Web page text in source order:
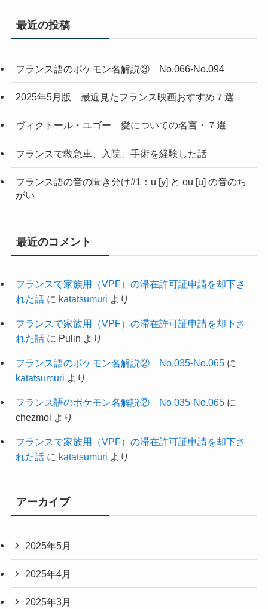
最近の投稿
フランス語のポケモン名解説③ No.066-No.094
2025年5月版 最近見たフランス映画おすすめ７選
ヴィクトール・ユゴー 愛についての名言・７選
フランスで救急車、入院、手術を経験した話
フランス語の音の聞き分け#1：u [y] と ou [u] の音のち
がい
最近のコメント
フランスで家族用（VPF）の滞在許可証申請を却下さ
れた話に katatsumuri より
フランスで家族用（VPF）の滞在許可証申請を却下さ
れた話に Pulin より
フランス語のポケモン名解説② No.035-No.065に
katatsumuri より
フランス語のポケモン名解説② No.035-No.065に
chezmoi より
フランスで家族用（VPF）の滞在許可証申請を却下さ
れた話に katatsumuri より
アーカイブ
2025年5月
2025年4月
2025年3月